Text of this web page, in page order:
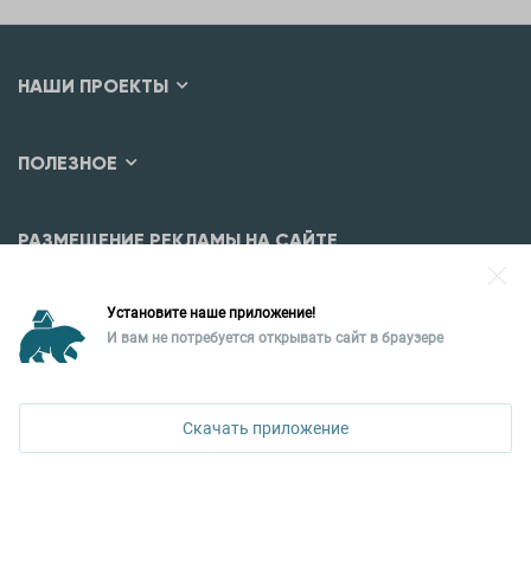
НАШИ ПРОЕКТЫ
ПОЛЕЗНОЕ
РАЗМЕЩЕНИЕ РЕКЛАМЫ НА САЙТЕ
Уральская палата недвижимости
ул. Горького, 65, 0 подъезд, 3 этаж
Установите наше приложение!
И вам не потребуется открывать сайт в браузере
Скачать приложение